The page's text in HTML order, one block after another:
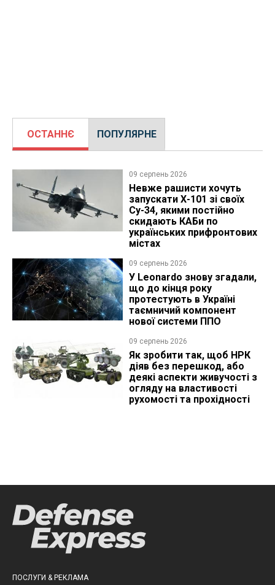
ОСТАННЄ ПОПУЛЯРНЕ
09 серпень 2026
Невже рашисти хочуть
запускати Х-101 зі своїх
Су-34, якими постійно
скидають КАБи по
українських прифронтових
містах
09 серпень 2026
У Leonardo знову згадали,
що до кінця року
протестують в Україні
таємничий компонент
нової системи ППО
09 серпень 2026
Як зробити так, щоб НРК
діяв без перешкод, або
деякі аспекти живучості з
огляду на властивості
рухомості та прохідності
ПОСЛУГИ & РЕКЛАМА